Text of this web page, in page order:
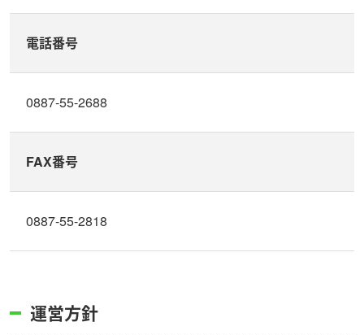
電話番号
0887-55-2688
FAX番号
0887-55-2818
運営方針